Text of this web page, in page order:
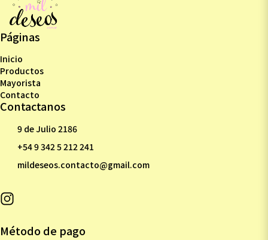
Páginas
Inicio
Productos
Mayorista
Contacto
Contactanos
9 de Julio 2186
+54 9 342 5 212 241
mildeseos.contacto@gmail.com
Método de pago